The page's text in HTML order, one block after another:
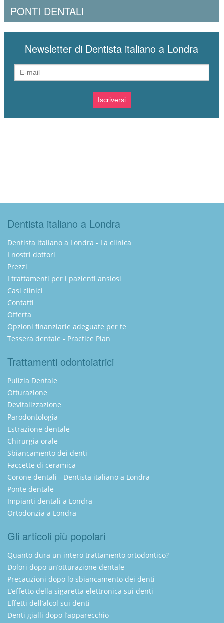
PONTI DENTALI
Newsletter di Dentista italiano a Londra
Dentista italiano a Londra
Dentista italiano a Londra - La clinica
I nostri dottori
Prezzi
I trattamenti per i pazienti ansiosi
Casi clinici
Contatti
Offerta
Opzioni finanziarie adeguate per te
Tessera dentale - Practice Plan
Trattamenti odontoiatrici
Pulizia Dentale
Otturazione
Devitalizzazione
Parodontologia
Estrazione dentale
Chirurgia orale
Sbiancamento dei denti
Faccette di ceramica
Corone dentali - Dentista italiano a Londra
Ponte dentale
Impianti dentali a Londra
Ortodonzia a Londra
Gli articoli più popolari
Quanto dura un intero trattamento ortodontico?
Dolori dopo un’otturazione dentale
Precauzioni dopo lo sbiancamento dei denti
L’effetto della sigaretta elettronica sui denti
Effetti dell’alcol sui denti
Denti gialli dopo l’apparecchio